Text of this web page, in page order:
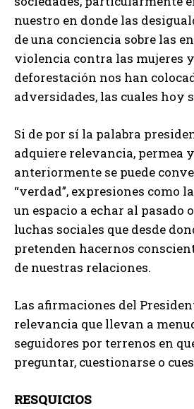
nuestro en donde las
de una conciencia sobre las
violencia contra las mujeres
deforestación nos han
adversidades, las cuales hoy
Si de por sí la palabra
adquiere relevancia, permea
anteriormente se puede
“verdad”, expresiones como
un espacio a echar al pasado
luchas sociales que desde
pretenden hacernos
de nuestras relaciones.
Las afirmaciones del
relevancia que llevan a
seguidores por terrenos en
preguntar, cuestionarse o
RESQUICIOS